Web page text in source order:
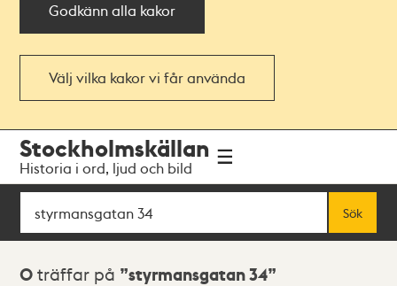
Godkänn alla kakor
Välj vilka kakor vi får använda
navigationen
huvudinnehållet
Stockholmskällan
Historia i ord, ljud och bild
Sök
Sök
Sökresultat
0 träffar på styrmansgatan 34